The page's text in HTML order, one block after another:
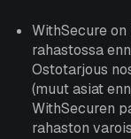
WithSecure
rahastossa
Ostotarjous
(muut asiat
WithSecuren
rahaston